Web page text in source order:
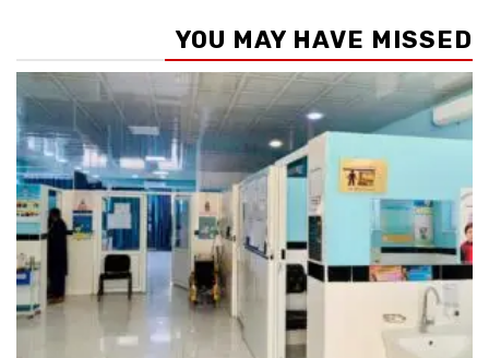
YOU MAY HAVE MISSED